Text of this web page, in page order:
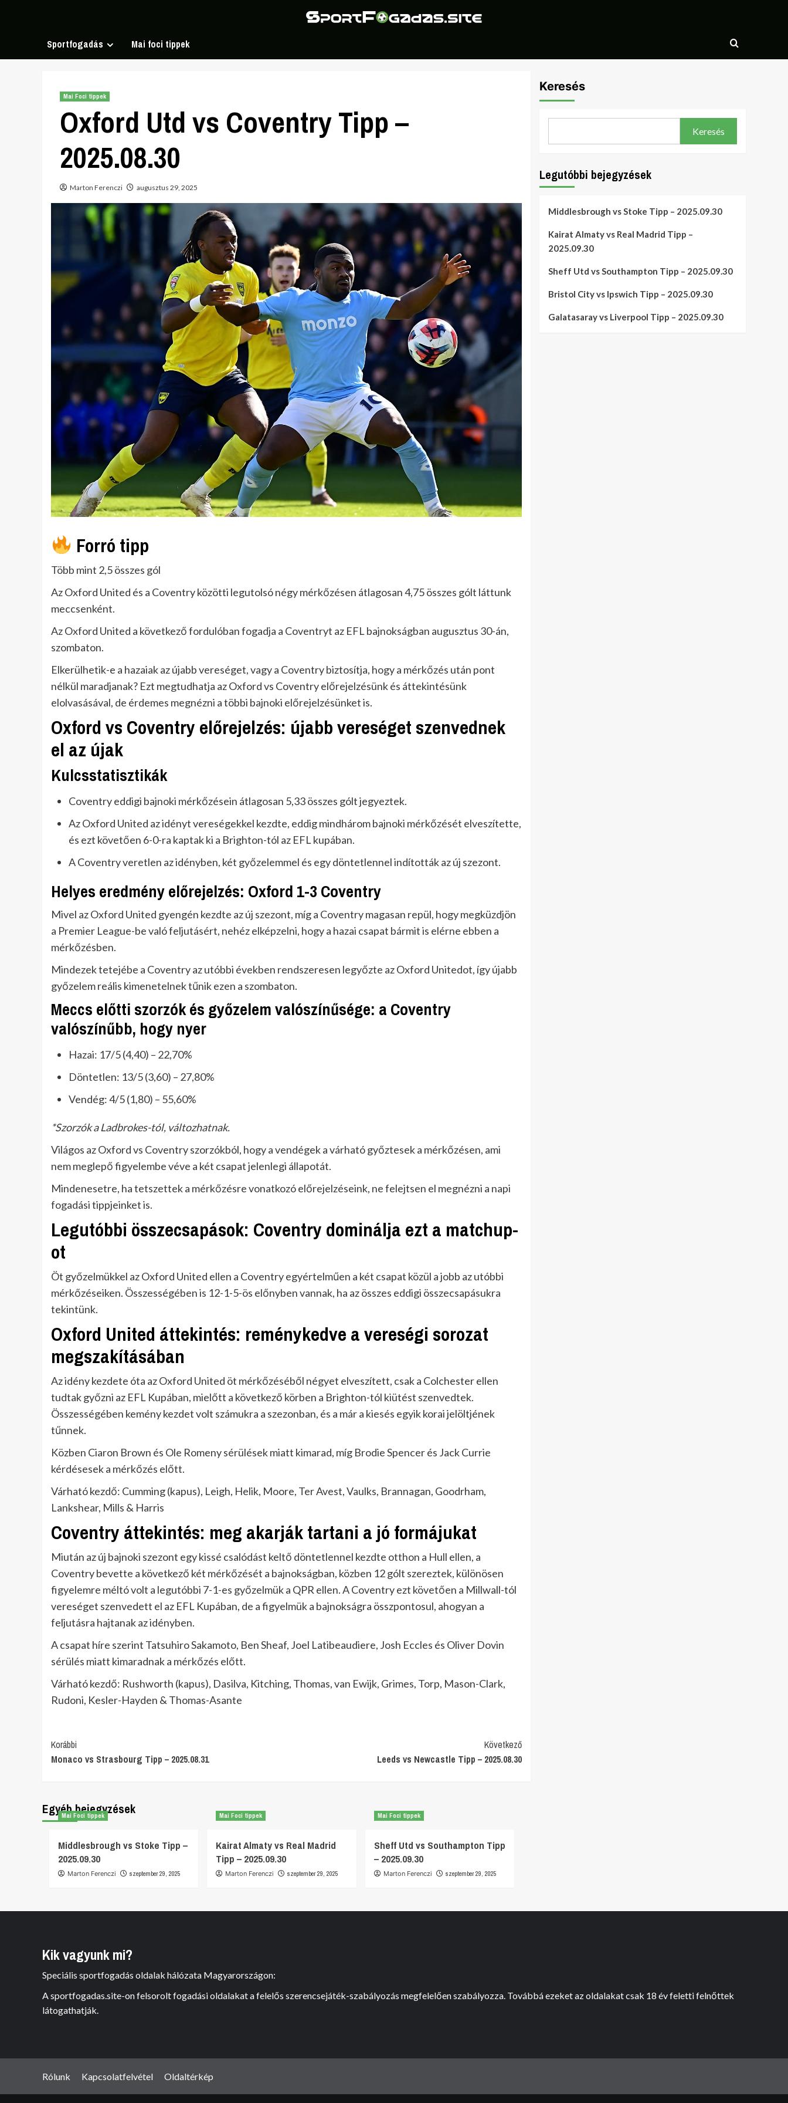
Sportfogadás Mai foci tippek
Mai Foci tippek
Oxford Utd vs Coventry Tipp –
2025.08.30
Marton Ferenczi augusztus 29, 2025
Forró tipp
Több mint 2,5 összes gól
Az Oxford United és a Coventry közötti legutolsó négy mérkőzésen átlagosan 4,75 összes gólt láttunk
meccsenként.
Az Oxford United a következő fordulóban fogadja a Coventryt az EFL bajnokságban augusztus 30-án,
szombaton.
Elkerülhetik-e a hazaiak az újabb vereséget, vagy a Coventry biztosítja, hogy a mérkőzés után pont
nélkül maradjanak? Ezt megtudhatja az Oxford vs Coventry előrejelzésünk és áttekintésünk
elolvasásával, de érdemes megnézni a többi bajnoki előrejelzésünket is.
Oxford vs Coventry előrejelzés: újabb vereséget szenvednek
el az újak
Kulcsstatisztikák
Coventry eddigi bajnoki mérkőzésein átlagosan 5,33 összes gólt jegyeztek.
Az Oxford United az idényt vereségekkel kezdte, eddig mindhárom bajnoki mérkőzését elveszítette,
és ezt követően 6-0-ra kaptak ki a Brighton-tól az EFL kupában.
A Coventry veretlen az idényben, két győzelemmel és egy döntetlennel indították az új szezont.
Helyes eredmény előrejelzés: Oxford 1-3 Coventry
Mivel az Oxford United gyengén kezdte az új szezont, míg a Coventry magasan repül, hogy megküzdjön
a Premier League-be való feljutásért, nehéz elképzelni, hogy a hazai csapat bármit is elérne ebben a
mérkőzésben.
Mindezek tetejébe a Coventry az utóbbi években rendszeresen legyőzte az Oxford Unitedot, így újabb
győzelem reális kimenetelnek tűnik ezen a szombaton.
Meccs előtti szorzók és győzelem valószínűsége: a Coventry
valószínűbb, hogy nyer
Hazai: 17/5 (4,40) – 22,70%
Döntetlen: 13/5 (3,60) – 27,80%
Vendég: 4/5 (1,80) – 55,60%
*Szorzók a Ladbrokes-tól, változhatnak.
Világos az Oxford vs Coventry szorzókból, hogy a vendégek a várható győztesek a mérkőzésen, ami
nem meglepő figyelembe véve a két csapat jelenlegi állapotát.
Mindenesetre, ha tetszettek a mérkőzésre vonatkozó előrejelzéseink, ne felejtsen el megnézni a napi
fogadási tippjeinket is.
Legutóbbi összecsapások: Coventry dominálja ezt a matchup-
ot
Öt győzelmükkel az Oxford United ellen a Coventry egyértelműen a két csapat közül a jobb az utóbbi
mérkőzéseiken. Összességében is 12-1-5-ös előnyben vannak, ha az összes eddigi összecsapásukra
tekintünk.
Oxford United áttekintés: reménykedve a vereségi sorozat
megszakításában
Az idény kezdete óta az Oxford United öt mérkőzéséből négyet elveszített, csak a Colchester ellen
tudtak győzni az EFL Kupában, mielőtt a következő körben a Brighton-tól kiütést szenvedtek.
Összességében kemény kezdet volt számukra a szezonban, és a már a kiesés egyik korai jelöltjének
tűnnek.
Közben Ciaron Brown és Ole Romeny sérülések miatt kimarad, míg Brodie Spencer és Jack Currie
kérdésesek a mérkőzés előtt.
Várható kezdő: Cumming (kapus), Leigh, Helik, Moore, Ter Avest, Vaulks, Brannagan, Goodrham,
Lankshear, Mills & Harris
Coventry áttekintés: meg akarják tartani a jó formájukat
Miután az új bajnoki szezont egy kissé csalódást keltő döntetlennel kezdte otthon a Hull ellen, a
Coventry bevette a következő két mérkőzését a bajnokságban, közben 12 gólt szereztek, különösen
figyelemre méltó volt a legutóbbi 7-1-es győzelmük a QPR ellen. A Coventry ezt követően a Millwall-tól
vereséget szenvedett el az EFL Kupában, de a figyelmük a bajnokságra összpontosul, ahogyan a
feljutásra hajtanak az idényben.
A csapat híre szerint Tatsuhiro Sakamoto, Ben Sheaf, Joel Latibeaudiere, Josh Eccles és Oliver Dovin
sérülés miatt kimaradnak a mérkőzés előtt.
Várható kezdő: Rushworth (kapus), Dasilva, Kitching, Thomas, van Ewijk, Grimes, Torp, Mason-Clark,
Rudoni, Kesler-Hayden & Thomas-Asante
Post
Navigation
Korábbi
Monaco vs Strasbourg Tipp – 2025.08.31
Következő
Leeds vs Newcastle Tipp – 2025.08.30
Egyéb bejegyzések
Mai Foci tippek
Middlesbrough vs Stoke Tipp –
2025.09.30
Marton Ferenczi szeptember 29, 2025
Mai Foci tippek
Kairat Almaty vs Real Madrid
Tipp – 2025.09.30
Marton Ferenczi szeptember 29, 2025
Mai Foci tippek
Sheff Utd vs Southampton Tipp
– 2025.09.30
Marton Ferenczi szeptember 29, 2025
Keresés
Keresés
Legutóbbi bejegyzések
Middlesbrough vs Stoke Tipp – 2025.09.30
Kairat Almaty vs Real Madrid Tipp –
2025.09.30
Sheff Utd vs Southampton Tipp – 2025.09.30
Bristol City vs Ipswich Tipp – 2025.09.30
Galatasaray vs Liverpool Tipp – 2025.09.30
Kik vagyunk mi?
Speciális sportfogadás oldalak hálózata Magyarországon:
A sportfogadas.site-on felsorolt fogadási oldalakat a felelős szerencsejáték-szabályozás megfelelően szabályozza. Továbbá ezeket az oldalakat csak 18 év feletti felnőttek
látogathatják.
Rólunk Kapcsolatfelvétel Oldaltérkép